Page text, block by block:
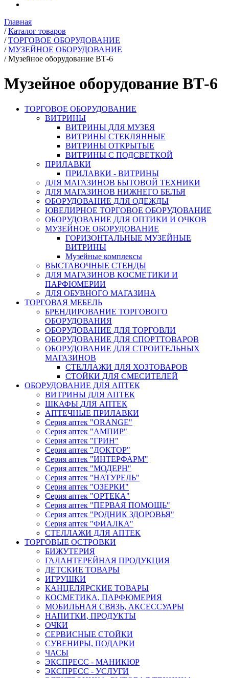
Главная
/ Каталог товаров
/ ТОРГОВОЕ ОБОРУДОВАНИЕ
/ МУЗЕЙНОЕ ОБОРУДОВАНИЕ
/ Музейное оборудование ВТ-6
Музейное оборудование ВТ-6
ТОРГОВОЕ ОБОРУДОВАНИЕ
ВИТРИНЫ
ВИТРИНЫ ДЛЯ МУЗЕЯ
ВИТРИНЫ СТЕКЛЯННЫЕ
ВИТРИНЫ ОТКРЫТЫЕ
ВИТРИНЫ С ПОДСВЕТКОЙ
ПРИЛАВКИ
ПРИЛАВКИ - ВИТРИНЫ
ДЛЯ МАГАЗИНОВ БЫТОВОЙ ТЕХНИКИ
ДЛЯ МАГАЗИНОВ НИЖНЕГО БЕЛЬЯ
ОБОРУДОВАНИЕ ДЛЯ ОДЕЖДЫ
ЮВЕЛИРНОЕ ТОРГОВОЕ ОБОРУДОВАНИЕ
ОБОРУДОВАНИЕ ДЛЯ ОПТИКИ И ОЧКОВ
МУЗЕЙНОЕ ОБОРУДОВАНИЕ
ГОРИЗОНТАЛЬНЫЕ МУЗЕЙНЫЕ
ВИТРИНЫ
Музейные комплексы
ВЫСТАВОЧНЫЕ СТЕНДЫ
ДЛЯ МАГАЗИНОВ КОСМЕТИКИ И
ПАРФЮМЕРИИ
ДЛЯ ОБУВНОГО МАГАЗИНА
ТОРГОВАЯ МЕБЕЛЬ
БРЕНДИРОВАНИЕ ТОРГОВОГО
ОБОРУДОВАНИЯ
ОБОРУДОВАНИЕ ДЛЯ ТОРГОВЛИ
ОБОРУДОВАНИЕ ДЛЯ СПОРТТОВАРОВ
ОБОРУДОВАНИЕ ДЛЯ СТРОИТЕЛЬНЫХ
МАГАЗИНОВ
СТЕЛЛАЖИ ДЛЯ ХОЗТОВАРОВ
СТОЙКИ ДЛЯ СМЕСИТЕЛЕЙ
ОБОРУДОВАНИЕ ДЛЯ АПТЕК
ВИТРИНЫ ДЛЯ АПТЕК
ШКАФЫ ДЛЯ АПТЕК
АПТЕЧНЫЕ ПРИЛАВКИ
Серия аптек "ORANGE"
Серия аптек "АМПИР"
Серия аптек "ГРИН"
Серия аптек "ДОКТОР"
Серия аптек "ИНТЕРФАРМ"
Серия аптек "МОДЕРН"
Серия аптек "НАТУРЕЛЬ"
Серия аптек "ОЗЕРКИ"
Серия аптек "ОРТЕКА"
Серия аптек "ПЕРВАЯ ПОМОЩЬ"
Серия аптек "РОДНИК ЗДОРОВЬЯ"
Серия аптек "ФИАЛКА"
СТЕЛЛАЖИ ДЛЯ АПТЕК
ТОРГОВЫЕ ОСТРОВКИ
БИЖУТЕРИЯ
ГАЛАНТЕРЕЙНАЯ ПРОДУКЦИЯ
ДЕТСКИЕ ТОВАРЫ
ИГРУШКИ
КАНЦЕЛЯРСКИЕ ТОВАРЫ
КОСМЕТИКА, ПАРФЮМЕРИЯ
МОБИЛЬНАЯ СВЯЗЬ, АКСЕССУАРЫ
НАПИТКИ, ПРОДУКТЫ
ОЧКИ
СЕРВИСНЫЕ СТОЙКИ
СУВЕНИРЫ, ПОДАРКИ
ЧАСЫ
ЭКСПРЕСС - МАНИКЮР
ЭКСПРЕСС - УСЛУГИ